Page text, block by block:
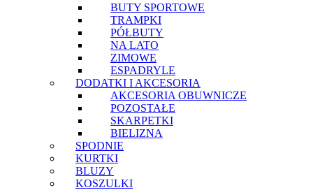
BUTY SPORTOWE
TRAMPKI
PÓŁBUTY
NA LATO
ZIMOWE
ESPADRYLE
DODATKI I AKCESORIA
AKCESORIA OBUWNICZE
POZOSTAŁE
SKARPETKI
BIELIZNA
SPODNIE
KURTKI
BLUZY
KOSZULKI